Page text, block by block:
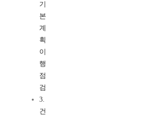
기
본
계
획
이
행
점
검
3.
건